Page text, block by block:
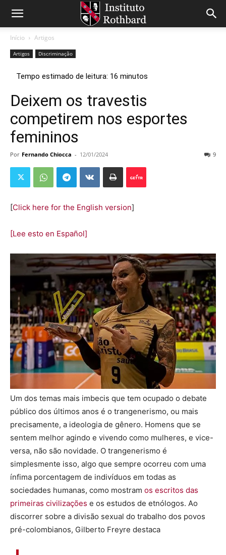
Início Artigos
Artigos Discriminação
Deixem os travestis
competirem nos esportes
femininos
Por Fernando Chiocca - 12/01/2024 9
[Click here for the English version]
[Lee esto en Español]
Um dos temas mais imbecis que tem ocupado o debate
público dos últimos anos é o trangenerismo, ou mais
precisamente, a ideologia de gênero. Homens que se
sentem melhor agindo e vivendo como mulheres, e vice-
versa, não são novidade. O trangenerismo é
simplesmente isso, algo que sempre ocorreu com uma
ínfima porcentagem de indivíduos em todas as
sociedades humanas, como mostram os escritos das
primeiras civilizações e os estudos de etnólogos. Ao
discorrer sobre a divisão sexual do trabalho dos povos
pré-colombianos, Gilberto Freyre destaca